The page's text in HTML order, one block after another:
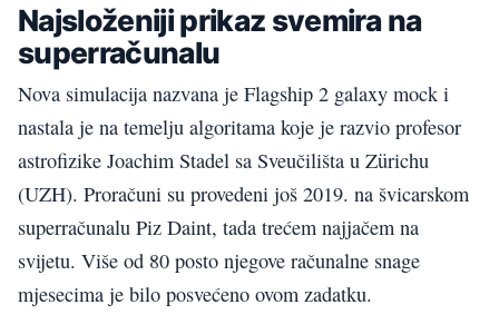
Najsloženiji prikaz svemira na
superračunalu
Nova simulacija nazvana je Flagship 2 galaxy mock i
nastala je na temelju algoritama koje je razvio profesor
astrofizike Joachim Stadel sa Sveučilišta u Zürichu
(UZH). Proračuni su provedeni još 2019. na švicarskom
superračunalu Piz Daint, tada trećem najjačem na
svijetu. Više od 80 posto njegove računalne snage
mjesecima je bilo posvećeno ovom zadatku.